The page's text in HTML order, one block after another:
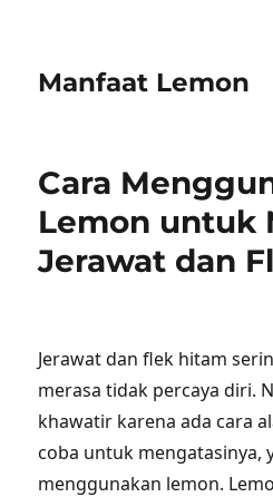
Manfaat Lemon
Cara
Lemon untuk
Jerawat dan
Jerawat dan flek hitam
merasa tidak percaya diri.
khawatir karena ada cara
coba untuk mengatasinya,
menggunakan lemon.